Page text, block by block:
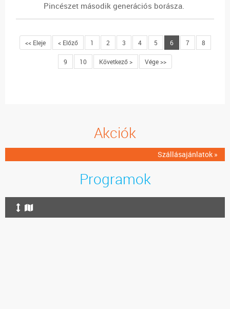
Pincészet második generációs borásza.
<< Eleje < Előző 1 2 3 4 5 6 7 8
9 10 Következő > Vége >>
Akciók
Szállásajánlatok »
Programok